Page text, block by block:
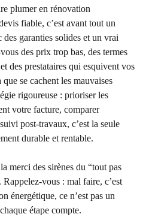
plumer en rénovation
fiable, c’est avant tout un
garanties solides et un vrai
des prix trop bas, des termes
des prestataires qui esquivent vos
se cachent les mauvaises
rigoureuse : prioriser les
votre facture, comparer
post-travaux, c’est la seule
durable et rentable.
merci des sirènes du “tout pas
vous : mal faire, c’est
énergétique, ce n’est pas un
étape compte.